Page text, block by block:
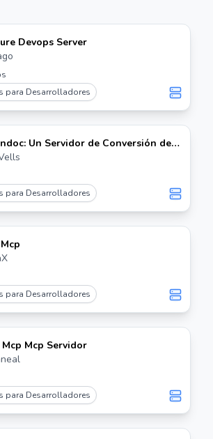
Devops Server
para Desarrolladores
Un Servidor de Conversión de
Mcp
para Desarrolladores
para Desarrolladores
Mcp Servidor
para Desarrolladores